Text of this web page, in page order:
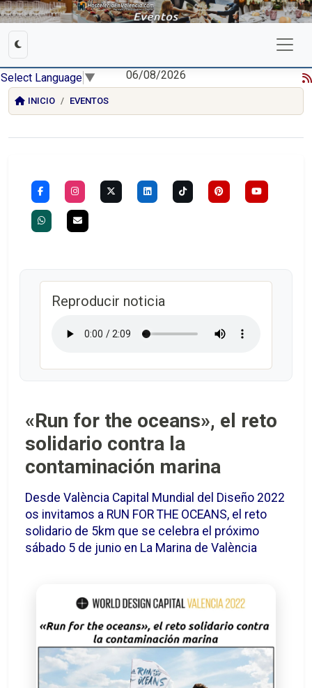
Select Language ▼ 06/08/2026
INICIO EVENTOS
Reproducir noticia
«Run for the oceans», el reto
solidario contra la
contaminación marina
Desde València Capital Mundial del Diseño 2022
os invitamos a RUN FOR THE OCEANS, el reto
solidario de 5km que se celebra el próximo
sábado 5 de junio en La Marina de València